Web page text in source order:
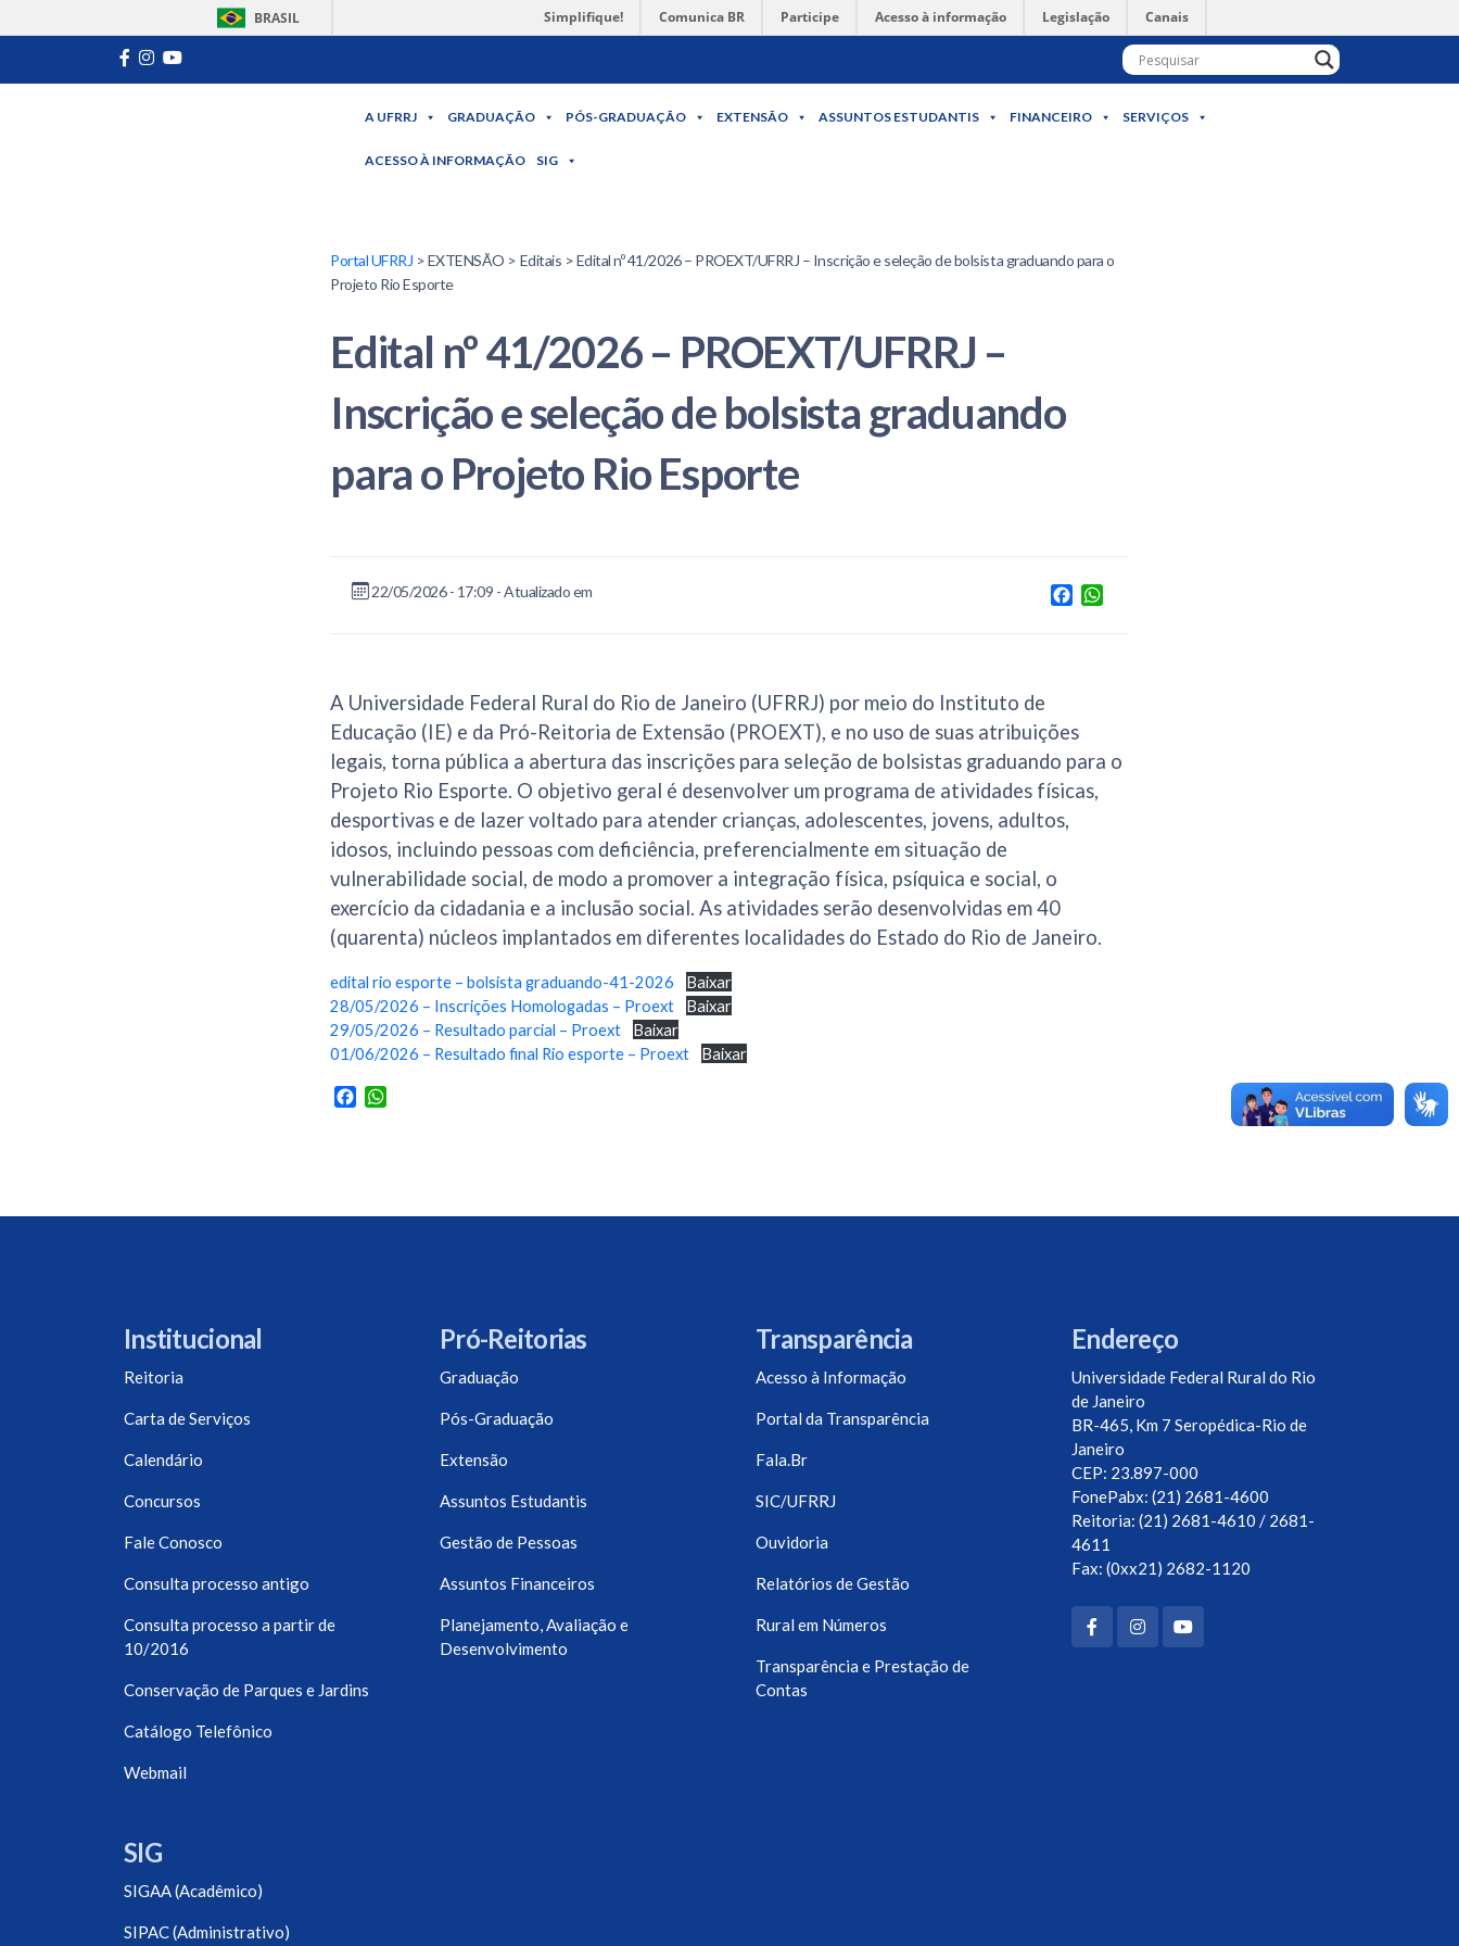
BRASIL Simplifique! Comunica BR Participe Acesso à informação Legislação Canais
A UFRRJ GRADUAÇÃO PÓS-GRADUAÇÃO EXTENSÃO ASSUNTOS ESTUDANTIS FINANCEIRO SERVIÇOS
ACESSO À INFORMAÇÃO SIG
Portal UFRRJ > EXTENSÃO > Editais > Edital nº 41/2026 – PROEXT/UFRRJ – Inscrição e seleção de bolsista graduando para o
Projeto Rio Esporte
Edital nº 41/2026 – PROEXT/UFRRJ –
Inscrição e seleção de bolsista graduando
para o Projeto Rio Esporte
22/05/2026 - 17:09 - Atualizado em Facebook
A Universidade Federal Rural do Rio de Janeiro (UFRRJ) por meio do Instituto de
Educação (IE) e da Pró-Reitoria de Extensão (PROEXT), e no uso de suas atribuições
legais, torna pública a abertura das inscrições para seleção de bolsistas graduando para o
Projeto Rio Esporte. O objetivo geral é desenvolver um programa de atividades físicas,
desportivas e de lazer voltado para atender crianças, adolescentes, jovens, adultos,
idosos, incluindo pessoas com deficiência, preferencialmente em situação de
vulnerabilidade social, de modo a promover a integração física, psíquica e social, o
exercício da cidadania e a inclusão social. As atividades serão desenvolvidas em 40
(quarenta) núcleos implantados em diferentes localidades do Estado do Rio de Janeiro.
edital rio esporte – bolsista graduando-41-2026
Baixar
28/05/2026 – Inscrições Homologadas – Proext
Baixar
29/05/2026 – Resultado parcial – Proext
Baixar
01/06/2026 – Resultado final Rio esporte – Proext
Baixar
Facebook
Institucional
Reitoria
Carta de Serviços
Calendário
Concursos
Fale Conosco
Consulta processo antigo
Consulta processo a partir de
10/2016
Conservação de Parques e Jardins
Catálogo Telefônico
Webmail
SIG
SIGAA (Acadêmico)
SIPAC (Administrativo)
Pró-Reitorias
Graduação
Pós-Graduação
Extensão
Assuntos Estudantis
Gestão de Pessoas
Assuntos Financeiros
Planejamento, Avaliação e
Desenvolvimento
Transparência
Acesso à Informação
Portal da Transparência
Fala.Br
SIC/UFRRJ
Ouvidoria
Relatórios de Gestão
Rural em Números
Transparência e Prestação de
Contas
Endereço
Universidade Federal Rural do Rio
de Janeiro
BR-465, Km 7 Seropédica-Rio de
Janeiro
CEP: 23.897-000
FonePabx: (21) 2681-4600
Reitoria: (21) 2681-4610 / 2681-
4611
Fax: (0xx21) 2682-1120